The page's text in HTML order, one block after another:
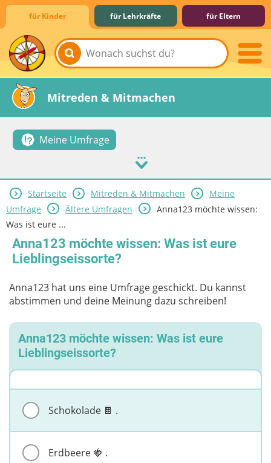
für Kinder für Lehrkräfte für Eltern
Lernen & Schule
Hobby & Freizeit
Spiel & Spaß
Mitreden & Mitmachen
Meine Umfrage
Startseite Mitreden & Mitmachen
Meine
Umfrage
Ältere Umfragen
Anna123 möchte wissen:
Was ist eure ...
Anna123 möchte wissen: Was ist eure
Lieblingseissorte?
Anna123 hat uns eine Umfrage geschickt. Du kannst
abstimmen und deine Meinung dazu schreiben!
Anna123 möchte wissen: Was ist eure
Lieblingseissorte?
Schokolade 🍫 .
Erdbeere 🍓 .